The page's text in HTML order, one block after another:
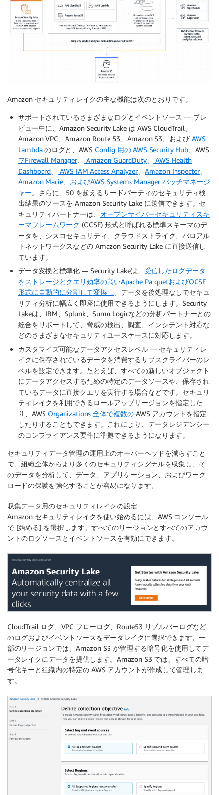
Amazon セキュリティレイクの主な機能は次のとおりです。
サポートされているさまざまなログとイベントソース — プレ
ビュー中に、Amazon Security Lake は AWS CloudTrail、
Amazon VPC、Amazon Route 53、Amazon S3、および AWS
Lambda のログと、AWS Config 用の AWS Security Hub 、AWS
フFirewall Manager、 Amazon GuardDuty
AWS Health
Dashboard
AWS IAM Access Analyzer、 Amazon Inspector、
Amazon Macie
およびAWS Systems Manager パッチマネージ
ャー。さらに、50 を超えるサードパーティのセキュリティ検
出結果のソースを Amazon Security Lake に送信できます。セ
キュリティパートナーは、 オープンサイバーセキュリティスキ
ーマフレームワーク (OCSF) 形式と呼ばれる標準スキーマのデ
ータを、シスコセキュリティ、クラウドストライク、パロアル
トネットワークスなどの Amazon Security Lake に直接送信し
ています。
データ変換と標準化 — Security Lakeは、 受信したログデータ
をストレージとクエリ効率の高いApache ParquetおよびOCSF
形式に自動的に分割して変換し
、データを後処理なしでセキュ
リティ分析に幅広く即座に使用できるようにします。Security
Lakeは、IBM、Splunk、Sumo Logicなどの分析パートナーとの
統合をサポートして、脅威の検出、調査、インシデント対応な
どのさまざまなセキュリティユースケースに対応します。
カスタマイズ可能なデータアクセスレベル — セキュリティレ
イクに保存されているデータを消費するサブスクライバーのレ
ベルを設定できます。たとえば、すべての新しいオブジェクト
にデータアクセスするための特定のデータソースや、保存され
ているデータに直接クエリを実行する場合などです。セキュリ
ティレイクを利用できるロールアップリージョンを指定した
り、AWS Organizations 全体で複数の AWS アカウントを指定
したりすることもできます。これにより、データレジデンシー
のコンプライアンス要件に準拠できるようになります。
セキュリティデータ管理の運用上のオーバーヘッドを減らすこと
で、組織全体からより多くのセキュリティシグナルを収集し、そ
のデータを分析して、データ、アプリケーション、およびワーク
ロードの保護を強化することが容易になります。
収集データ用のセキュリティレイクの設定
Amazon セキュリティレイクを使い始めるには、AWS コンソール
で [始める] を選択します。すべてのリージョンとすべてのアカウ
ントのログソースとイベントソースを有効にできます。
CloudTrail ログ、VPC フローログ、Route53 リゾルバーログなど
のログおよびイベントソースをデータレイクに選択できます。一
部のリージョンでは、Amazon S3 が管理する暗号化を使用してデ
ータレイクにデータを提供します。Amazon S3 では、すべての暗
号化キーと組織内の特定の AWS アカウントが作成して管理しま
す。